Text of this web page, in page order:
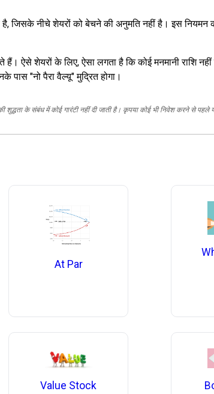
जिसके नीचे शेयरों को बेचने की अनुमति नहीं है। इस
हैं। ऐसे शेयरों के लिए, ऐसा लगता है कि कोई मनमानी
पास "नो पैरा वैल्यू" मुद्रित होगा।
शुद्धता के संबंध में कोई गारंटी नहीं दी जाती है। कृपया कोई भी निवेश करने से
At Par
Value Stock